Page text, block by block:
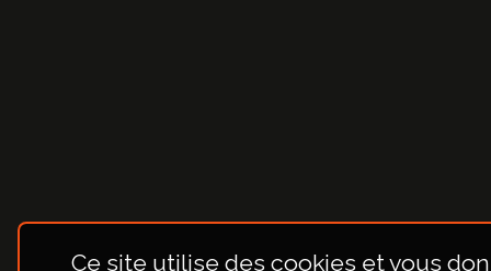
Ce site utilise des cookies et vous